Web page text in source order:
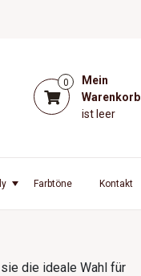
0
Mein
Warenkorb
ist leer
Kontakt
Farbtöne
die ideale Wahl für